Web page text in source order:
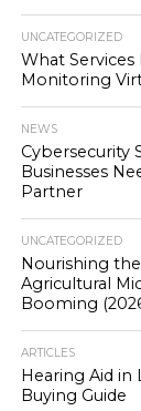
UNCATEGORIZED
What Services
Monitoring
NEWS
Cybersecurity
Businesses
Partner
UNCATEGORIZED
Nourishing
Agricultural
Booming
ARTICLES
Hearing Aid
Buying Guide